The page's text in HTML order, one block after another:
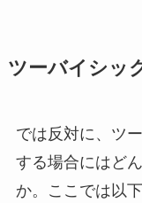
ツーバイシッ
では反対に、ツ
する場合にはど
か。ここでは以